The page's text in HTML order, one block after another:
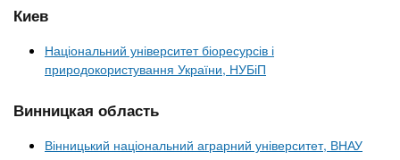
Киев
Національний університет біоресурсів і
природокористування України, НУБіП
Винницкая область
Вінницький національний аграрний університет, ВНАУ